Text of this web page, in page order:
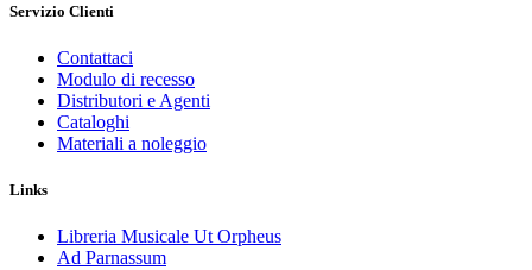
Servizio Clienti
Contattaci
Modulo di recesso
Distributori e Agenti
Cataloghi
Materiali a noleggio
Links
Libreria Musicale Ut Orpheus
Ad Parnassum